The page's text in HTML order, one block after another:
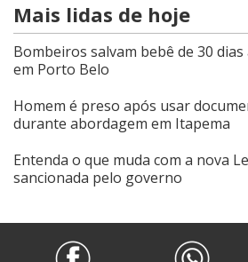
Mais lidas de hoje
Bombeiros salvam bebê de 30
em Porto Belo
Homem é preso após usar
durante abordagem em Itapema
Entenda o que muda com a nova
sancionada pelo governo